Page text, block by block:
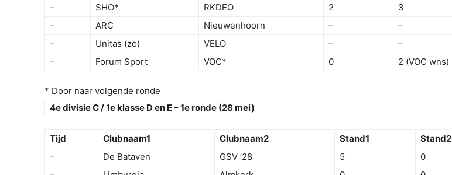
–
SHO* RKDEO 2
3
–
ARC Nieuwenhoorn –
–
–
Unitas (zo) VELO –
–
–
Forum Sport VOC* 0 2 (VOC wns)
* Door naar volgende ronde
4e divisie C / 1e klasse D en E – 1e ronde (28 mei)
Tijd Clubnaam1 Clubnaam2 Stand1
Stand2
–
De Bataven GSV ’28 5
0